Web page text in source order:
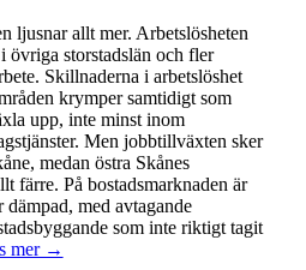
ljusnar allt mer. Arbetslösheten
övriga storstadslän och fler
Skillnaderna i arbetslöshet
krymper samtidigt som
upp, inte minst inom
Men jobbtillväxten sker
medan östra Skånes
färre. På bostadsmarknaden är
dämpad, med avtagande
som inte riktigt tagit
mer →